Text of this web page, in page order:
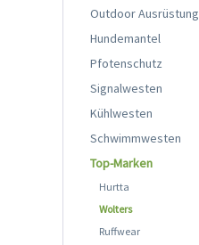
Outdoor Ausrüstung
Hundemantel
Pfotenschutz
Signalwesten
Kühlwesten
Schwimmwesten
Top-Marken
Hurtta
Wolters
Ruffwear